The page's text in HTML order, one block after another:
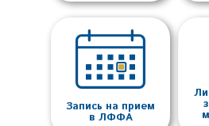
Запись на прием
в ЛФФА